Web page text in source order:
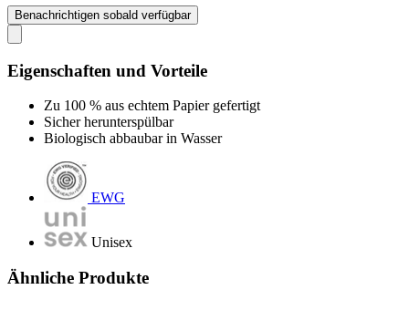
Benachrichtigen sobald verfügbar
Eigenschaften und Vorteile
Zu 100 % aus echtem Papier gefertigt
Sicher herunterspülbar
Biologisch abbaubar in Wasser
EWG
Unisex
Ähnliche Produkte